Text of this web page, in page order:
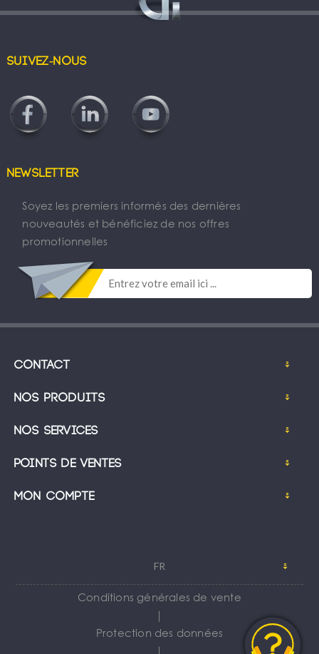
Suivez-nous
Newsletter
Soyez les premiers informés des dernières
nouveautés et bénéficiez de nos offres
promotionnelles
Contact
Nos produits
Nos services
Points de ventes
Mon compte
FR
Conditions générales de vente
｜
Protection des données
｜